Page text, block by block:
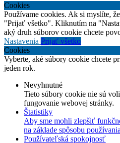
Cookies
Používame cookies. Ak si myslíte,
"Prijať všetko". Kliknutím na
aký druh súborov cookie chcete
Nastavenia Prijať všetko
Cookies
Vyberte, aké súbory cookie chcete
jeden rok.
Nevyhnutné
Tieto súbory cookie nie sú
fungovanie webovej stránky.
Štatistiky
Aby sme mohli zlepšiť
na základe spôsobu
Používateľská spokojnosť